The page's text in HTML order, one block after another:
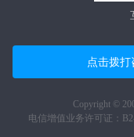
点击拨打
Copyright ©
电信增值业务许可证：